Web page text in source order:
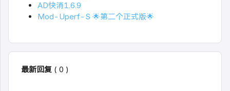
AD快消1.6.9
Mod-Uperf-S 🌟第二个正式版🌟
最新回复 ( 0 )